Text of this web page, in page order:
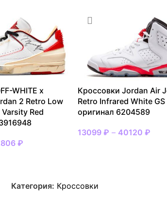
WHITE x
2 Retro Low
Red
₽
Кроссовки Jordan Air
Retro Infrared White
оригинал 6204589
13099₽ – 40120₽
Категория: Кроссовки